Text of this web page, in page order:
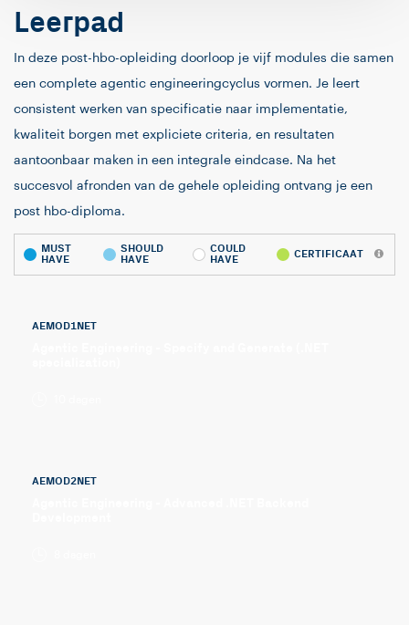
Leerpad
In deze post-hbo-opleiding doorloop je vijf modules die samen
een complete agentic engineeringcyclus vormen. Je leert
consistent werken van specificatie naar implementatie,
kwaliteit borgen met expliciete criteria, en resultaten
aantoonbaar maken in een integrale eindcase. Na het
succesvol afronden van de gehele opleiding ontvang je een
post hbo-diploma.
MUST
HAVE
SHOULD
HAVE
COULD
HAVE
CERTIFICAAT
AEMOD1NET
AEMOD2NET